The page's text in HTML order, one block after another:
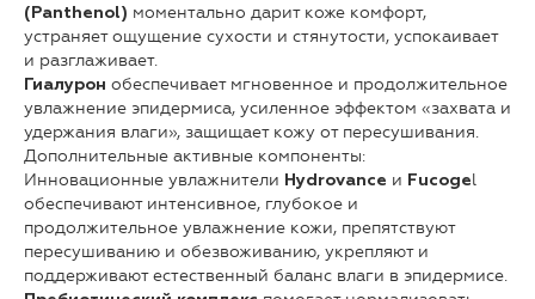
(Panthenol) моментально дарит коже комфорт,
устраняет ощущение сухости и стянутости, успокаивает
и разглаживает.
Гиалурон обеспечивает мгновенное и продолжительное
увлажнение эпидермиса, усиленное эффектом «захвата и
удержания влаги», защищает кожу от пересушивания.
Дополнительные активные компоненты:
Инновационные увлажнители Hydrovance и Fucogel
обеспечивают интенсивное, глубокое и
продолжительное увлажнение кожи, препятствуют
пересушиванию и обезвоживанию, укрепляют и
поддерживают естественный баланс влаги в эпидермисе.